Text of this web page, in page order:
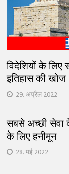
विदेशियों के
इतिहास की खोज
29. अप्रैल 2022
सबसे अच्छी सेवा
के लिए हनीमून
28. मई 2022